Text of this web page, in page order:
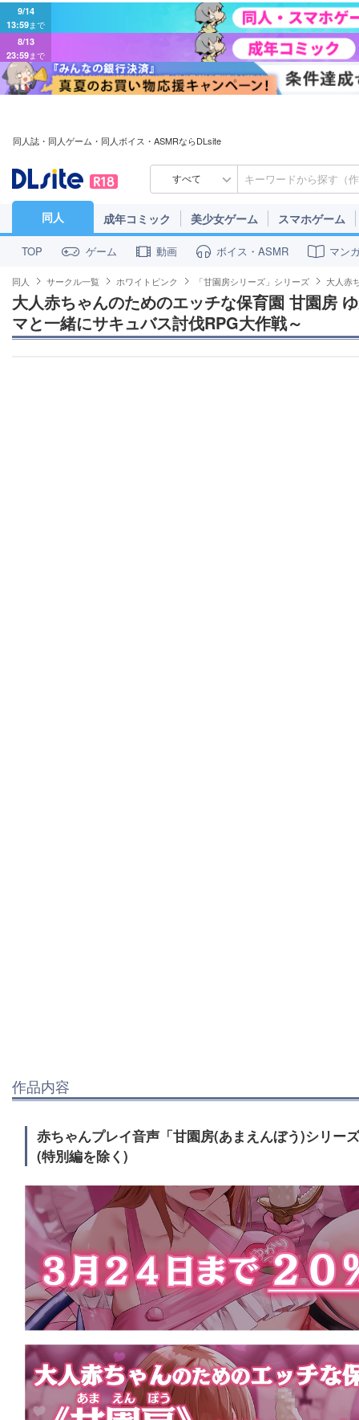
9/14
13:59まで
8/13
23:59まで
同人誌・同人ゲーム・同人ボイス・ASMRならDLsite
すべて
同人 成年コミック 美少女ゲーム スマホゲーム
TOP ゲーム 動画 ボイス・ASMR マン
同人 サークル一覧 ホワイトピンク 「甘園房シリーズ」シリーズ 大人赤
大人赤ちゃんのためのエッチな保育園 甘園房
マと一緒にサキュバス討伐RPG大作戦～
作品内容
赤ちゃんプレイ音声「甘園房(あまえんぼう)シリー
(特別編を除く)